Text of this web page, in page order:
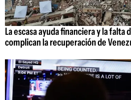
La escasa ayuda financiera y la falta
complican la recuperación de